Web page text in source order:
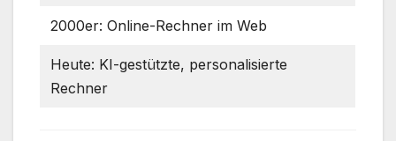
2000er: Online-Rechner im Web
Heute: KI-gestützte, personalisierte
Rechner